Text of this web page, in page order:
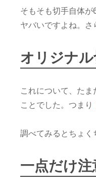
そもそも切手自体
ヤバいですよね。さ
オリジナ
これについて、た
ことでした。つまり
調べてみるとちょく
一点だけ注